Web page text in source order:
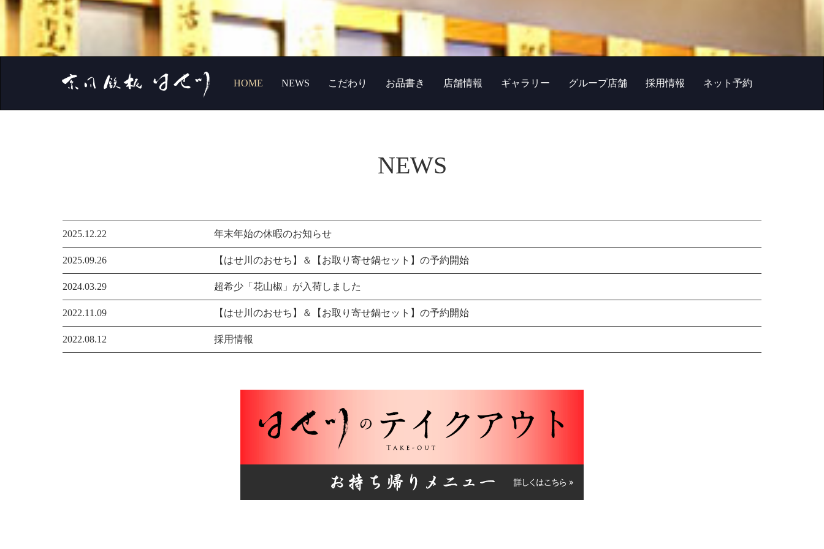
HOME NEWS こだわり お品書き 店舗情報 ギャラリー グループ店舗 採用情報 ネット予約
NEWS
2025.12.22 年末年始の休暇のお知らせ
2025.09.26 【はせ川のおせち】＆【お取り寄せ鍋セット】の予約開始
2024.03.29 超希少「花山椒」が入荷しました
2022.11.09 【はせ川のおせち】＆【お取り寄せ鍋セット】の予約開始
2022.08.12 採用情報